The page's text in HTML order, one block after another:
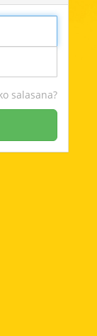
salasana?